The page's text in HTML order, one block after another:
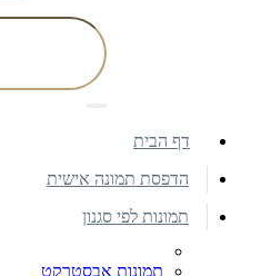
דף הבית
הדפסת תמונה אישית
תמונות לפי סגנון
תמונות אבסטרקט